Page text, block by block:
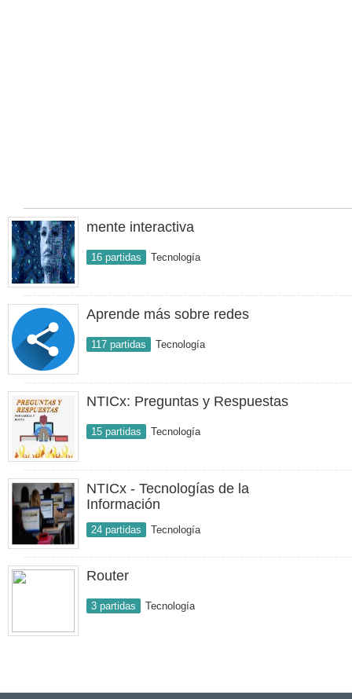
mente interactiva
16 partidas Tecnología
Aprende más sobre redes
117 partidas Tecnología
NTICx: Preguntas y Respuestas
15 partidas Tecnología
NTICx - Tecnologías de la
Información
24 partidas Tecnología
Router
3 partidas Tecnología